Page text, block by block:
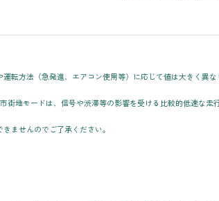
方法（急発進、エアコン使用等）に応じて値は大きく異な
地モードは、信号や渋滞等の影響を受ける比較的低速な走
ませんのでご了承ください。